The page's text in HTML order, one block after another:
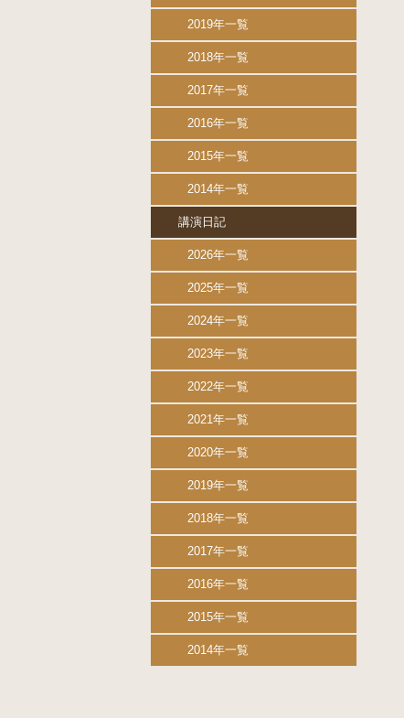
2019年一覧
2018年一覧
2017年一覧
2016年一覧
2015年一覧
2014年一覧
講演日記
2026年一覧
2025年一覧
2024年一覧
2023年一覧
2022年一覧
2021年一覧
2020年一覧
2019年一覧
2018年一覧
2017年一覧
2016年一覧
2015年一覧
2014年一覧